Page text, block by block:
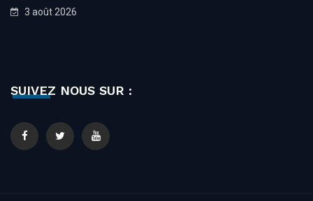
3 août 2026
SUIVEZ NOUS SUR :